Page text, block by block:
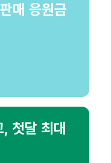
매 응원금
첫달 최대